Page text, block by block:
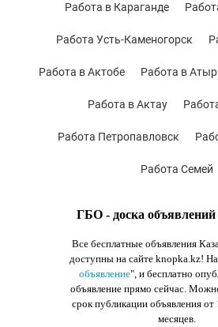
ГБО - доска объявлений
Все бесплатные объявления
доступны на сайте knopka.kz!
объявление", и бесплатно
объявление прямо сейчас.
срок публикации объявления от
месяцев.
Работа в Караганде
Работа Усть-Каменогорск
Работа в Актобе Работа в
Работа в Актау
Работа Петропавловск
Работа Семей